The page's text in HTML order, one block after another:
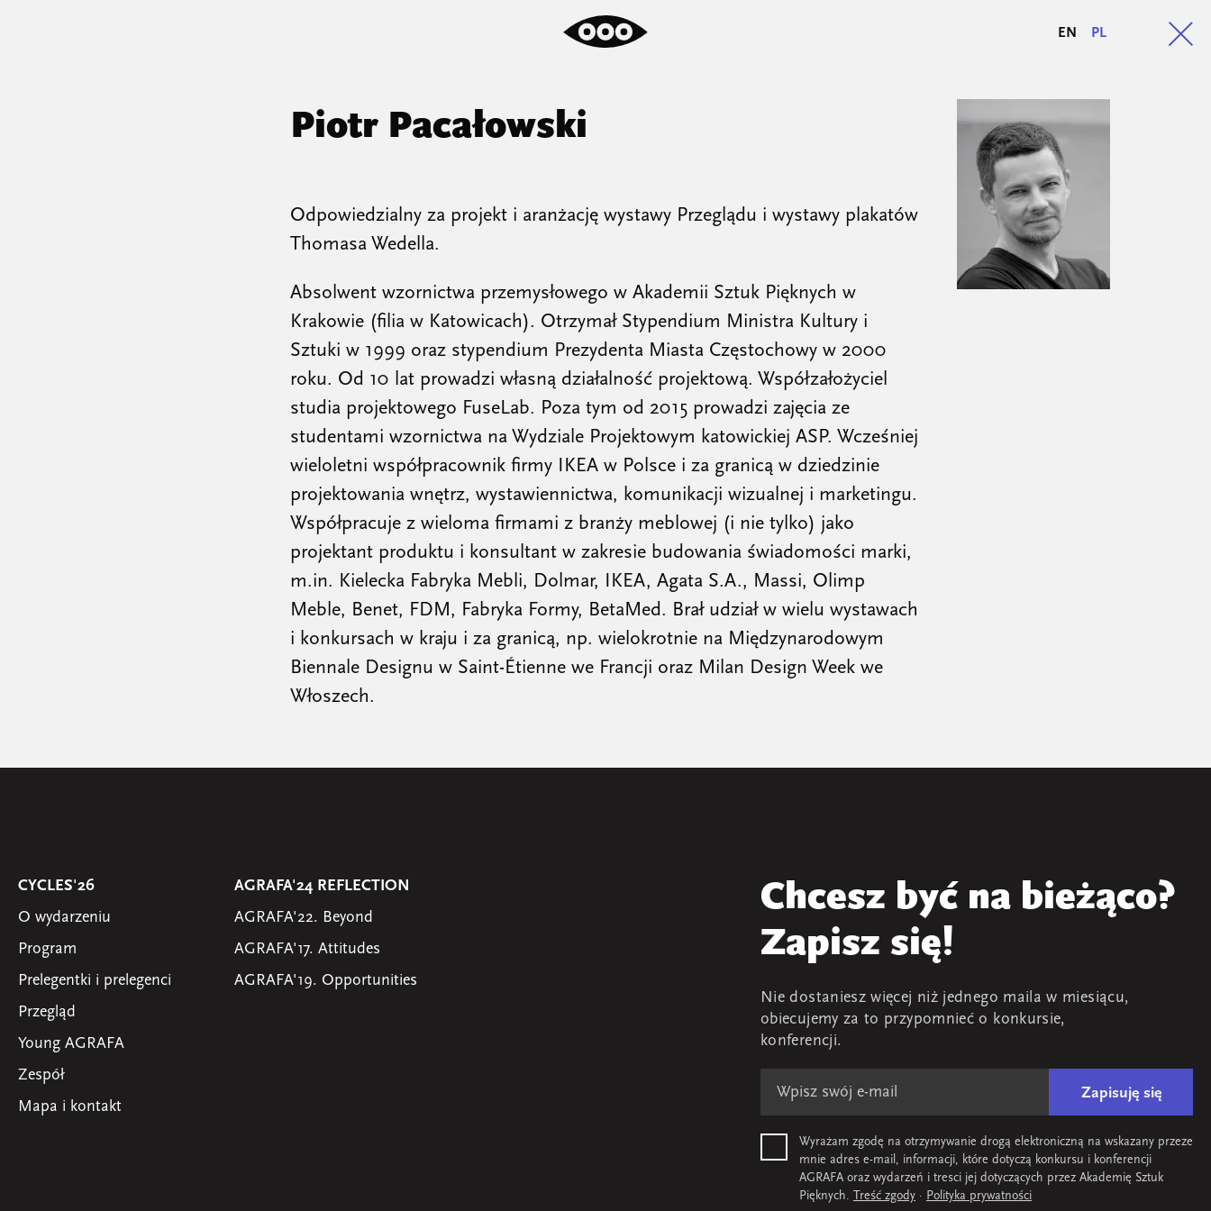
EN PL
Piotr Pacałowski
Odpowiedzialny za projekt i aranżację wystawy Przeglądu i wystawy plakatów
Thomasa Wedella.
Absolwent wzornictwa przemysłowego w Akademii Sztuk Pięknych w
Krakowie (filia w Katowicach). Otrzymał Stypendium Ministra Kultury i
Sztuki w 1999 oraz stypendium Prezydenta Miasta Częstochowy w 2000
roku. Od 10 lat prowadzi własną działalność projektową. Współzałożyciel
studia projektowego FuseLab. Poza tym od 2015 prowadzi zajęcia ze
studentami wzornictwa na Wydziale Projektowym katowickiej ASP. Wcześniej
wieloletni współpracownik firmy IKEA w Polsce i za granicą w dziedzinie
projektowania wnętrz, wystawiennictwa, komunikacji wizualnej i marketingu.
Współpracuje z wieloma firmami z branży meblowej (i nie tylko) jako
projektant produktu i konsultant w zakresie budowania świadomości marki,
m.in. Kielecka Fabryka Mebli, Dolmar, IKEA, Agata S.A., Massi, Olimp
Meble, Benet, FDM, Fabryka Formy, BetaMed. Brał udział w wielu wystawach
i konkursach w kraju i za granicą, np. wielokrotnie na Międzynarodowym
Biennale Designu w Saint-Étienne we Francji oraz Milan Design Week we
Włoszech.
CYCLES'26
O wydarzeniu
Program
Prelegentki i prelegenci
Przegląd
Young AGRAFA
Zespół
Mapa i kontakt
AGRAFA'24 REFLECTION
AGRAFA'22. Beyond
AGRAFA'17. Attitudes
AGRAFA'19. Opportunities
Chcesz być na bieżąco?
Zapisz się!
Nie dostaniesz więcej niż jednego maila w miesiącu,
obiecujemy za to przypomnieć o konkursie,
konferencji.
Zapisuję się
Wyrażam zgodę na otrzymywanie drogą elektroniczną na wskazany przeze
mnie adres e-mail, informacji, które dotyczą konkursu i konferencji
AGRAFA oraz wydarzeń i tresci jej dotyczących przez Akademię Sztuk
Pięknych. Treść zgody · Polityka prywatności